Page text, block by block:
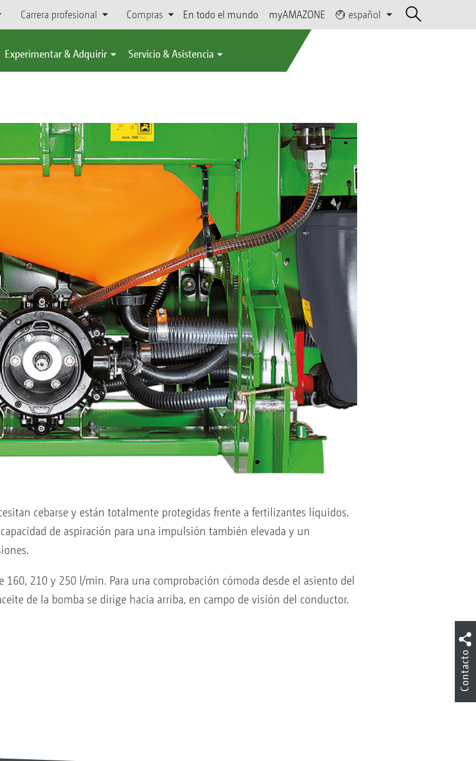
Carrera profesional Compras En todo el mundo myAMAZONE español
Experimentar & Adquirir Servicio & Asistencia
cebarse y están totalmente protegidas frente a fertilizantes líquidos.
de aspiración para una impulsión también elevada y un
210 y 250 l/min. Para una comprobación cómoda desde el asiento del
de la bomba se dirige hacia arriba, en campo de visión del conductor.
Contacto